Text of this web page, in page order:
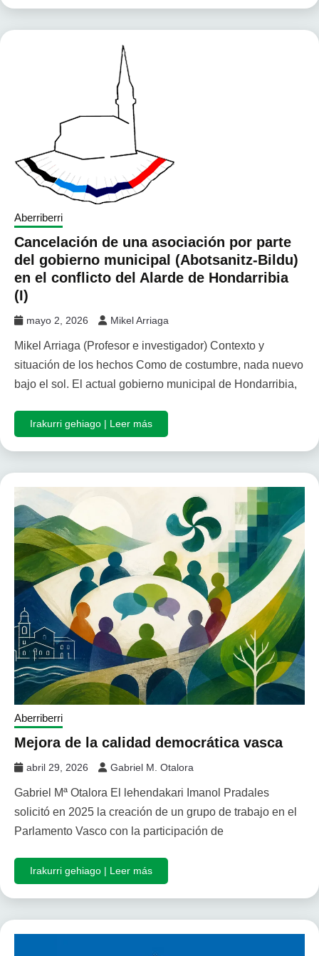
Aberriberri
Cancelación de una asociación por parte
del gobierno municipal (Abotsanitz-Bildu)
en el conflicto del Alarde de Hondarribia
(I)
mayo 2, 2026 Mikel Arriaga
Mikel Arriaga (Profesor e investigador) Contexto y
situación de los hechos Como de costumbre, nada nuevo
bajo el sol. El actual gobierno municipal de Hondarribia,
Irakurri gehiago | Leer más
Aberriberri
Mejora de la calidad democrática vasca
abril 29, 2026 Gabriel M. Otalora
Gabriel Mª Otalora El lehendakari Imanol Pradales
solicitó en 2025 la creación de un grupo de trabajo en el
Parlamento Vasco con la participación de
Irakurri gehiago | Leer más